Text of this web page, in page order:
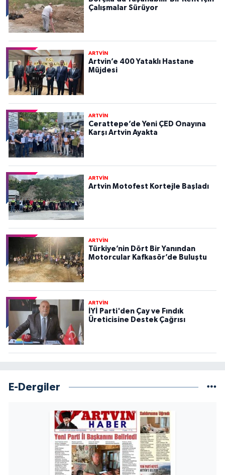
Çalışmalar Sürüyor
ARTVİN
Artvin’e 400 Yataklı Hastane
Müjdesi
ARTVİN
Cerattepe’de Yeni ÇED Onayına
Karşı Artvin Ayakta
ARTVİN
Artvin Motofest Kortejle Başladı
ARTVİN
Türkiye’nin Dört Bir Yanından
Motorcular Kafkasör’de Buluştu
ARTVİN
İYİ Parti'den Çay ve Fındık
Üreticisine Destek Çağrısı
E-Dergiler